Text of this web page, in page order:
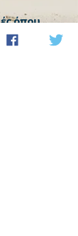
όπου
σύμβολο